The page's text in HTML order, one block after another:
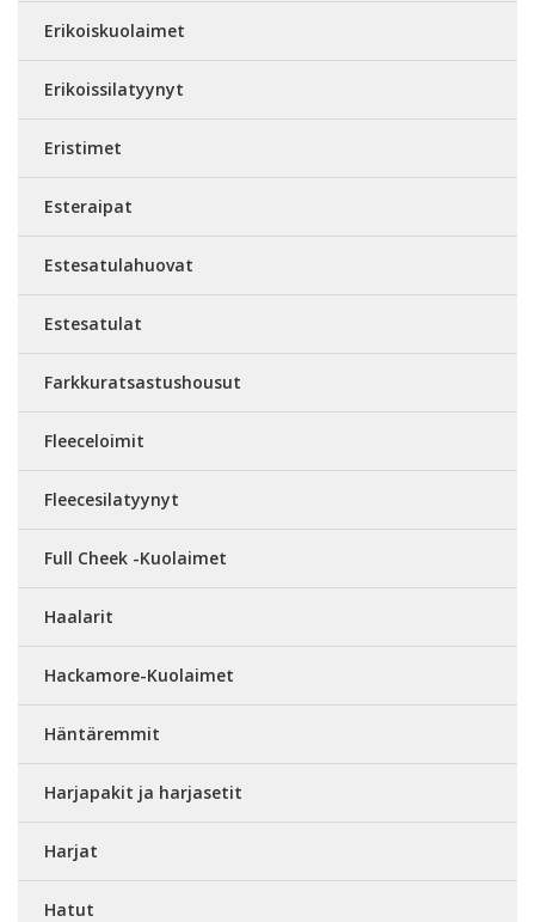
Erikoiskuolaimet
Erikoissilatyynyt
Eristimet
Esteraipat
Estesatulahuovat
Estesatulat
Farkkuratsastushousut
Fleeceloimit
Fleecesilatyynyt
Full Cheek -Kuolaimet
Haalarit
Hackamore-Kuolaimet
Häntäremmit
Harjapakit ja harjasetit
Harjat
Hatut